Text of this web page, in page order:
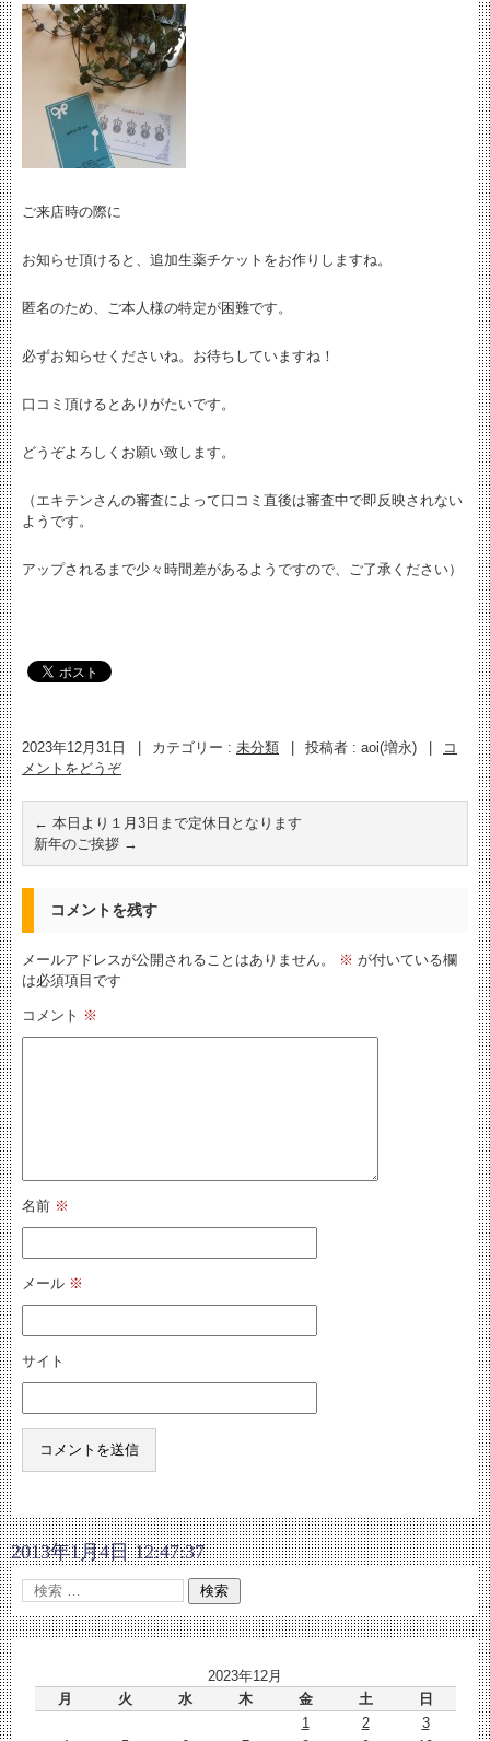
ご来店時の際に
お知らせ頂けると、追加生薬チケットをお作りしますね。
匿名のため、ご本人様の特定が困難です。
必ずお知らせくださいね。お待ちしていますね！
口コミ頂けるとありがたいです。
どうぞよろしくお願い致します。
（エキテンさんの審査によって口コミ直後は審査中で即反映されない
ようです。
アップされるまで少々時間差があるようですので、ご了承ください）
2023年12月31日 カテゴリー : 未分類 投稿者 : aoi(増永)
コ
メントをどうぞ
← 本日より１月3日まで定休日となります
新年のご挨拶 →
コメントを残す
メールアドレスが公開されることはありません。 ※ が付いている欄
は必須項目です
コメント ※
名前 ※
メール ※
サイト
2013年1月4日 12:47:37
2023年12月
月
火 水 木 金 土
日
1
2
3